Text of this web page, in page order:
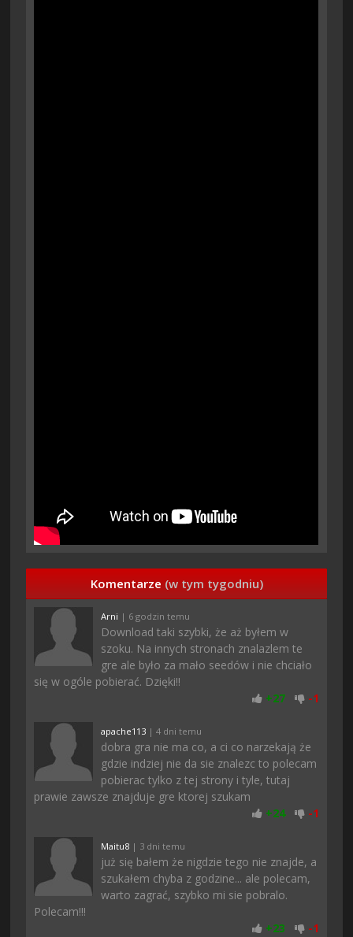
Komentarze (w tym tygodniu)
Arni | 6 godzin temu
Download taki szybki, że aż byłem w
szoku. Na innych stronach znalazlem te
gre ale było za mało seedów i nie chciało
się w ogóle pobierać. Dzięki!!
+27 -1
apache113 | 4 dni temu
dobra gra nie ma co, a ci co narzekają że
gdzie indziej nie da sie znalezc to polecam
pobierac tylko z tej strony i tyle, tutaj
prawie zawsze znajduje gre ktorej szukam
+24 -1
Maitu8 | 3 dni temu
już się bałem że nigdzie tego nie znajde, a
szukałem chyba z godzine... ale polecam,
warto zagrać, szybko mi sie pobralo.
Polecam!!!
+23 -1